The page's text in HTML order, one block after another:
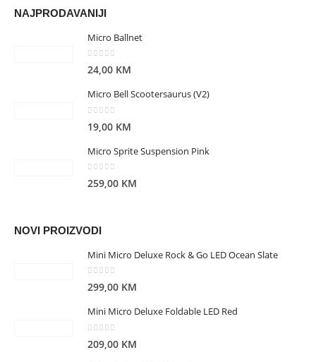
NAJPRODAVANIJI
Micro Ballnet
0 out of 5
24,00 KM
Micro Bell Scootersaurus (V2)
19,00 KM
Micro Sprite Suspension Pink
0 out of 5
259,00 KM
NOVI PROIZVODI
Mini Micro Deluxe Rock & Go LED Ocean Slate
0 out of 5
299,00 KM
Mini Micro Deluxe Foldable LED Red
209,00 KM